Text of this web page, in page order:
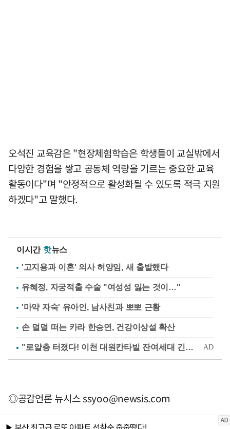
오석진 교육감은 "현장체험학습은 학생들이 교실밖에서
다양한 경험을 쌓고 공동체 역량을 기르는 중요한 교육
활동이다"며 "안정적으로 활성화될 수 있도록 적극 지원
하겠다"고 말했다.
이시간 핫뉴스
'고지용과 이혼' 의사 허양임, 새 출발했다
유혜정, 자궁적출 수술 "여성성 잃는 것이…"
'마약 자숙' 유아인, 남사친과 뽀뽀 근황
손 덜덜 떠는 카라 한승연, 건강이상설 확산
◎공감언론 뉴시스ssyoo@newsis.com